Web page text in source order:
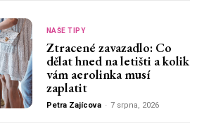
NAŠE TIPY
Ztracené zavazadlo: Co
dělat hned na letišti a kolik
vám aerolinka musí
zaplatit
Petra Zajícova - 7 srpna, 2026